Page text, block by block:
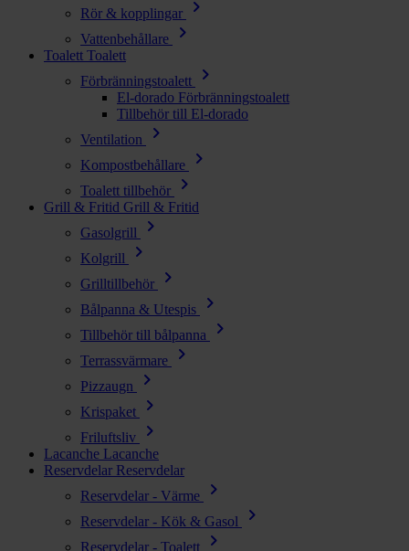
Rör & kopplingar chevron_right
Vattenbehållare chevron_right
Toalett Toalett
Förbränningstoalett
chevron_right
El-dorado Förbränningstoalett
Tillbehör till El-dorado
Ventilation
chevron_right
Kompostbehållare chevron_right
Toalett tillbehör chevron_right
Grill & Fritid Grill & Fritid
Gasolgrill
chevron_right
Kolgrill chevron_right
Grilltillbehör chevron_right
Bålpanna & Utespis chevron_right
Tillbehör till bålpanna chevron_right
Terrassvärmare chevron_right
Pizzaugn chevron_right
Krispaket chevron_right
Friluftsliv chevron_right
Lacanche Lacanche
Reservdelar Reservdelar
Reservdelar - Värme
chevron_right
Reservdelar - Kök & Gasol chevron_right
Reservdelar - Toalett chevron_right